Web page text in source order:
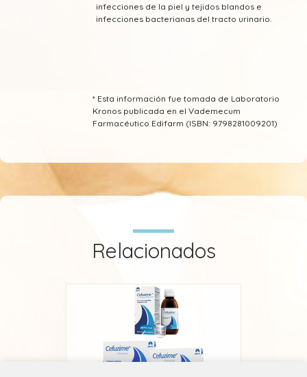
infecciones de la piel y tejidos blandos e
infecciones bacterianas del tracto urinario.
* Esta información fue tomada de Laboratorio
Kronos publicada en el Vademecum
Farmacéutico Edifarm (ISBN: 9798281009201)
Relacionados